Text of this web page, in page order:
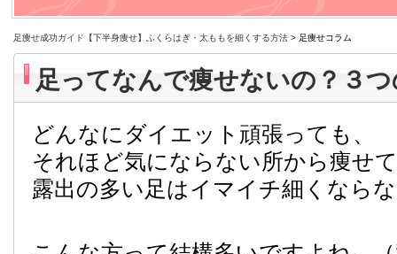
足痩せ成功ガイド【下半身痩せ】ふくらはぎ・太ももを細くする方法 > 足痩せコラム
足ってなんで痩せないの？３
どんなにダイエット頑張っても、
それほど気にならない所から痩せて
露出の多い足はイマイチ細くなら